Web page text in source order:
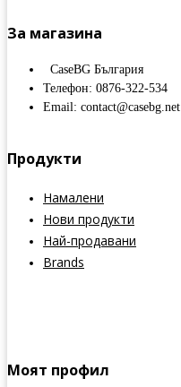
За магазина
CaseBG България
Телефон: 0876-322-534
Email: contact@casebg.net
Продукти
Намалени
Нови продукти
Най-продавани
Brands
Моят профил